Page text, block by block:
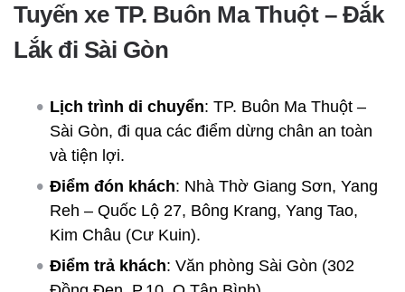
Tuyến xe TP. Buôn Ma Thuột – Đắk
Lắk đi Sài Gòn
Lịch trình di chuyển: TP. Buôn Ma Thuột –
Sài Gòn, đi qua các điểm dừng chân an toàn
và tiện lợi.
Điểm đón khách: Nhà Thờ Giang Sơn, Yang
Reh – Quốc Lộ 27, Bông Krang, Yang Tao,
Kim Châu (Cư Kuin).
Điểm trả khách: Văn phòng Sài Gòn (302